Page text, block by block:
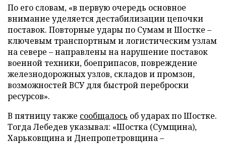
По его словам, «в первую очередь основное
внимание уделяется дестабилизации цепочки
поставок. Повторные удары по Сумам и Шостке –
ключевым транспортным и логистическим узлам
на севере – направлены на нарушение поставок
военной техники, боеприпасов, повреждение
железнодорожных узлов, складов и промзон,
возможностей ВСУ для быстрой переброски
ресурсов».
В пятницу также сообщалось об ударах по Шостке.
Тогда Лебедев указывал: «Шостка (Сумщина),
Харьковщина и Днепропетровщина –